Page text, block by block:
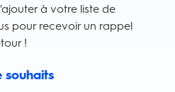
à votre liste de
pour recevoir un rappel
!
souhaits